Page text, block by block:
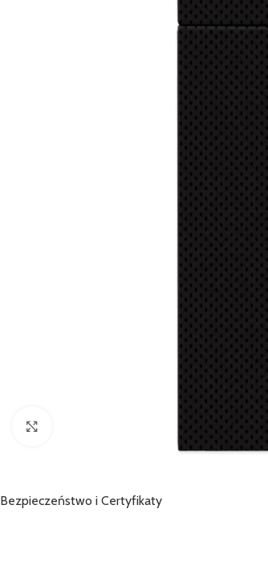
Bezpieczeństwo i Certyfikaty